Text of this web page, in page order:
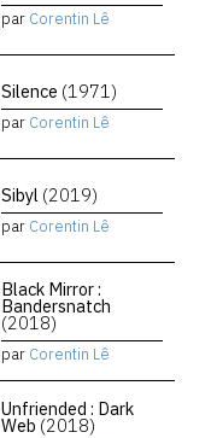
par Corentin Lê
Silence (1971)
par Corentin Lê
Sibyl (2019)
par Corentin Lê
Black Mirror :
Bandersnatch
(2018)
par Corentin Lê
Unfriended : Dark
Web (2018)